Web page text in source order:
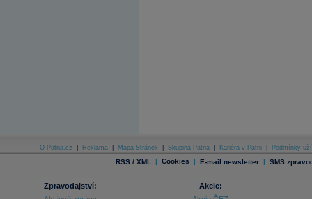
O Patria.cz Reklama Mapa Stránek Skupina Patria Kariéra v Patrii Podmínky
RSS / XML | Cookies | E-mail newsletter | SMS
Zpravodajství:
Akcie: